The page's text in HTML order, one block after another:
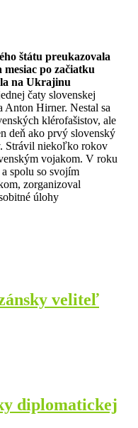
štátu preukazovala
po začiatku
na Ukrajinu
čaty slovenskej
Hirner. Nestal sa
klérofašistov, ale
deň ako prvý slovenský
Strávil niekoľko rokov
vojakom. V roku
spolu so svojím
zorganizoval
úlohy
veliteľ
diplomatickej